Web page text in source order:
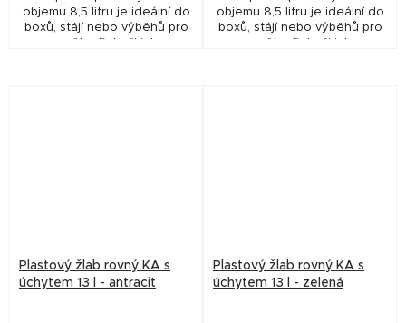
objemu 8,5 litru je ideální do
boxů, stájí nebo výběhů pro
objemu 8,5 litru je ideální do
boxů, stájí nebo výběhů pro
Plastový žlab rovný KA s
úchytem 13 l - antracit
Plastový žlab rovný KA s
úchytem 13 l - zelená